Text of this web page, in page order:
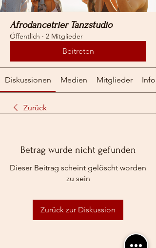
Afrodancetrier Tanzstudio
Öffentlich · 2 Mitglieder
Beitreten
Diskussionen Medien Mitglieder Info
Zurück
Betrag wurde nicht gefunden
Dieser Beitrag scheint gelöscht worden
zu sein
Zurück zur Diskussion